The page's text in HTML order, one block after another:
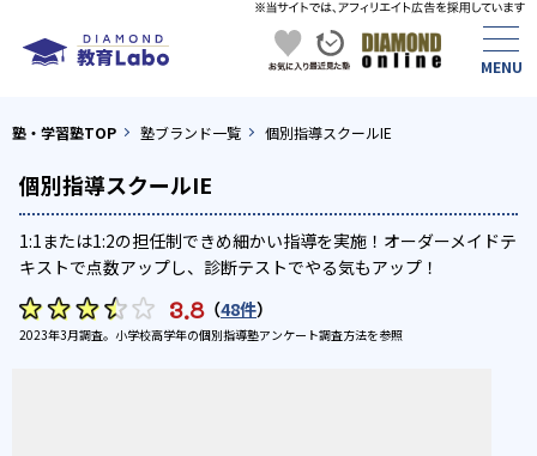
塾・学習塾TOP 塾ブランド一覧 個別指導スクールIE
個別指導スクールIE
1:1または1:2の担任制できめ細かい指導を実施！オーダーメイドテ
キストで点数アップし、診断テストでやる気もアップ！
3.8（48件）
2023年3月調査。 小学校高学年の個別指導塾アンケート調査方法を参照